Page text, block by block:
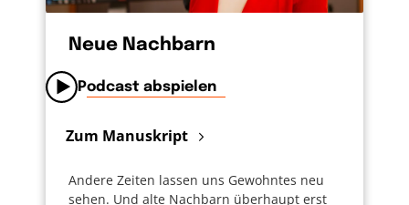
Neue Nachbarn
Podcast abspielen
Zum Manuskript
Andere Zeiten lassen uns Gewohntes neu
sehen. Und alte Nachbarn überhaupt erst